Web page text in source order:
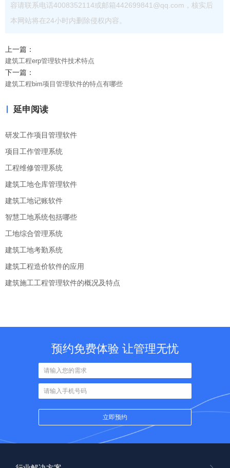
容请联系电话4008352114或邮箱442699841@qq.com，核实后
本网站将在24小时内删除侵权内容。
上一篇：
建筑工程erp管理软件技术特点
下一篇：
建筑工程bim项目管理软件的特点有哪些
延申阅读
研发工作项目管理软件
项目工作管理系统
工程维修管理系统
建筑工地仓库管理软件
建筑工地记账软件
智慧工地系统包括哪些
工地综合管理系统
建筑工地考勤系统
建筑工程造价软件的应用
建筑施工工程管理软件的概况及特点
预约免费体验 让管理无忧